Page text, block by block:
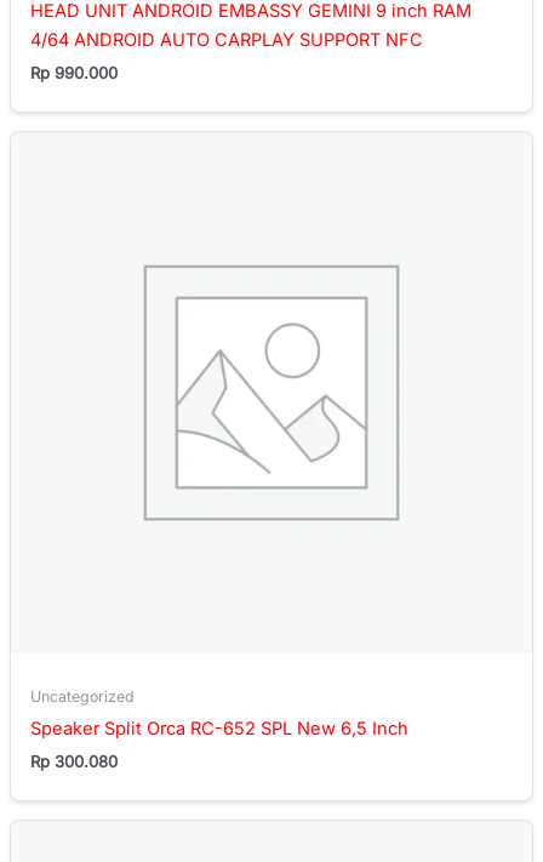
HEAD UNIT ANDROID EMBASSY GEMINI 9 inch RAM
4/64 ANDROID AUTO CARPLAY SUPPORT NFC
Rp 990.000
Uncategorized
Speaker Split Orca RC-652 SPL New 6,5 Inch
Rp 300.080